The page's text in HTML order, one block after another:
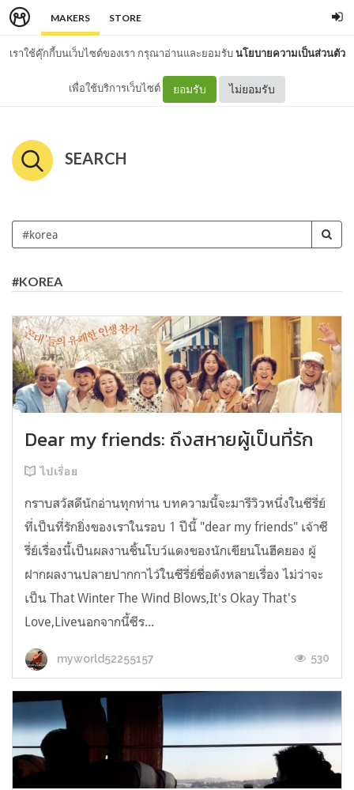
MAKERS STORE
เราใช้คุ๊กกี้บนเว็บไซต์ของเรา กรุณาอ่านและยอมรับนโยบายความเป็นส่วนตัว
เพื่อใช้บริการเว็บไซต์ ยอมรับ ไม่ยอมรับ
SEARCH
#KOREA
Dear my friends: ถึงสหายผู้เป็นที่รัก
ไปเรื่อย
กราบสวัสดีนักอ่านทุกท่าน บทความนี้จะมารีวิวหนึ่งในซีรี่ย์
ที่เป็นที่รักยิ่งของเราในรอบ 1 ปีนี้ "dear my friends" เจ้าซี
รี่ย์เรื่องนี้เป็นผลงานชิ้นโบว์แดงของนักเขียนโนฮีคยอง ผู้
ฝากผลงานปลายปากกาไว้ในซีรี่ย์ชื่อดังหลายเรื่อง ไม่ว่าจะ
เป็น That Winter The Wind Blows,It's Okay That's
Love,Liveนอกจากนี้ซีร...
myworld52255157 530